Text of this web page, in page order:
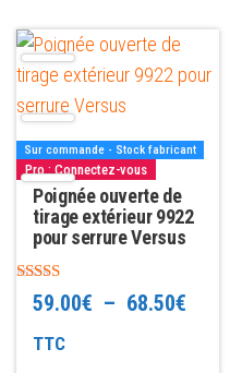
Sur commande - Stock fabricant
Pro : Connectez-vous
Poignée ouverte de
tirage extérieur 9922
pour serrure Versus
Note
5.00
59.00€ – 68.50€
TTC
Ce
produit
a
variations.
Les
options
choisies
sur